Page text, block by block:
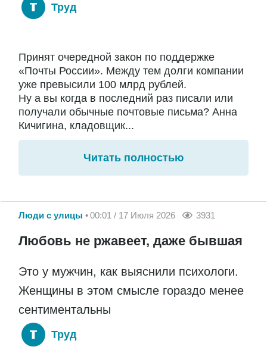
Труд
Принят очередной закон по поддержке
«Почты России». Между тем долги компании
уже превысили 100 млрд рублей.
Ну а вы когда в последний раз писали или
получали обычные почтовые письма? Анна
Кичигина, кладовщик...
Читать полностью
Люди с улицы 00:01 / 17 Июля 2026 3931
Любовь не ржавеет, даже бывшая
Это у мужчин, как выяснили психологи.
Женщины в этом смысле гораздо менее
сентиментальны
Труд